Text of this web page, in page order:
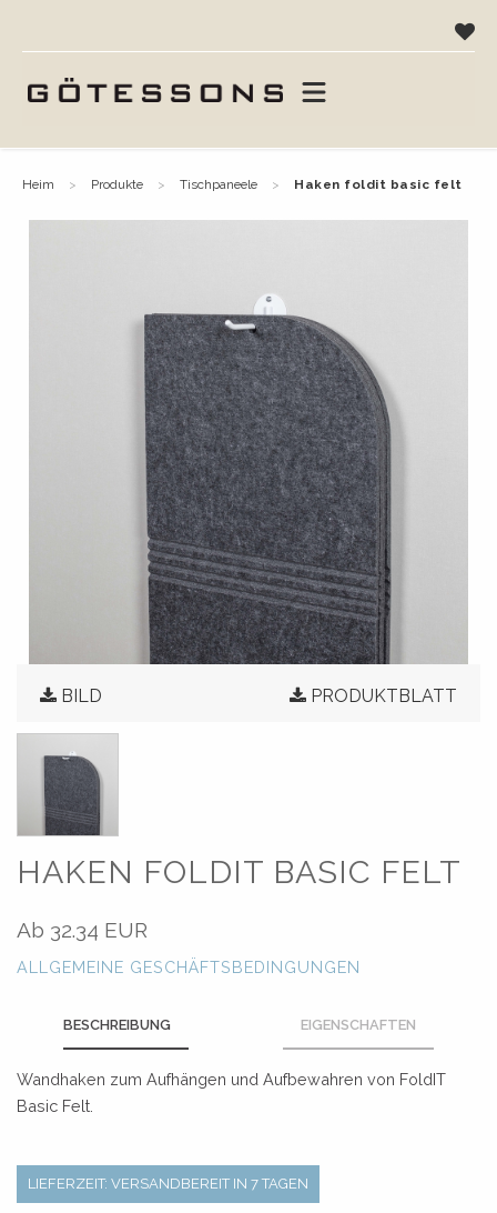
heim produkte tischpaneele haken foldit basic felt
BILD PRODUKTBLATT
HAKEN FOLDIT BASIC FELT
Ab 32.34 EUR
ALLGEMEINE GESCHÄFTSBEDINGUNGEN
BESCHREIBUNG EIGENSCHAFTEN
Wandhaken zum Aufhängen und Aufbewahren von FoldIT
Basic Felt.
LIEFERZEIT: VERSANDBEREIT IN 7 TAGEN